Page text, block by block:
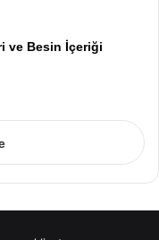
ve Besin İçeriği